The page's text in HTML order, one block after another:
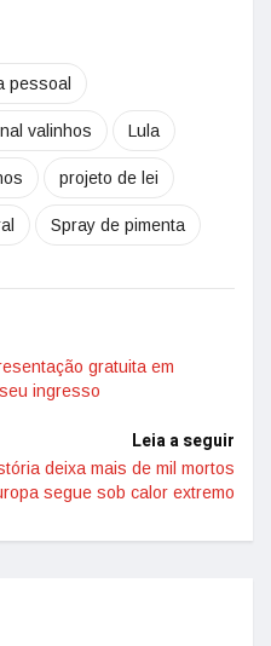
pessoal
valinhos Lula
projeto de lei
Spray de pimenta
gratuita em
ingresso
Leia a seguir
deixa mais de mil mortos
segue sob calor extremo